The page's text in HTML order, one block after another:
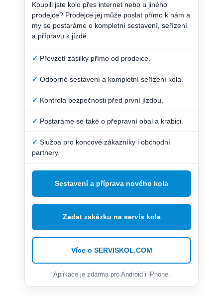
Koupili jste kolo přes internet nebo u jiného
prodejce? Prodejce jej může poslat přímo k nám a
my se postaráme o kompletní sestavení, seřízení
a přípravu k jízdě.
✓ Převzetí zásilky přímo od prodejce.
✓ Odborné sestavení a kompletní seřízení kola.
✓ Kontrola bezpečnosti před první jízdou.
✓ Postaráme se také o přepravní obal a krabici.
✓ Služba pro koncové zákazníky i obchodní
partnery.
Sestavení a příprava nového kola
Zadat zakázku na servis kola
Více o SERVISKOL.COM
Aplikace je zdarma pro Android i iPhone.